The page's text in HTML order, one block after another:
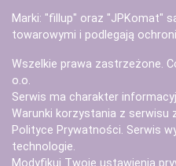
Marki: "fillup" oraz "JPKomat"
towarowymi i podlegają
Wszelkie prawa zastrzeżone.
o.o.
Serwis ma charakter
Warunki korzystania z serwisu
Polityce Prywatności. Serwis
technologie.